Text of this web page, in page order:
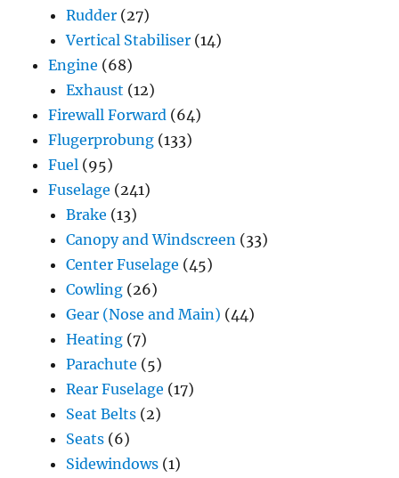
Rudder (27)
Vertical Stabiliser (14)
Engine (68)
Exhaust (12)
Firewall Forward (64)
Flugerprobung (133)
Fuel (95)
Fuselage (241)
Brake (13)
Canopy and Windscreen (33)
Center Fuselage (45)
Cowling (26)
Gear (Nose and Main) (44)
Heating (7)
Parachute (5)
Rear Fuselage (17)
Seat Belts (2)
Seats (6)
Sidewindows (1)